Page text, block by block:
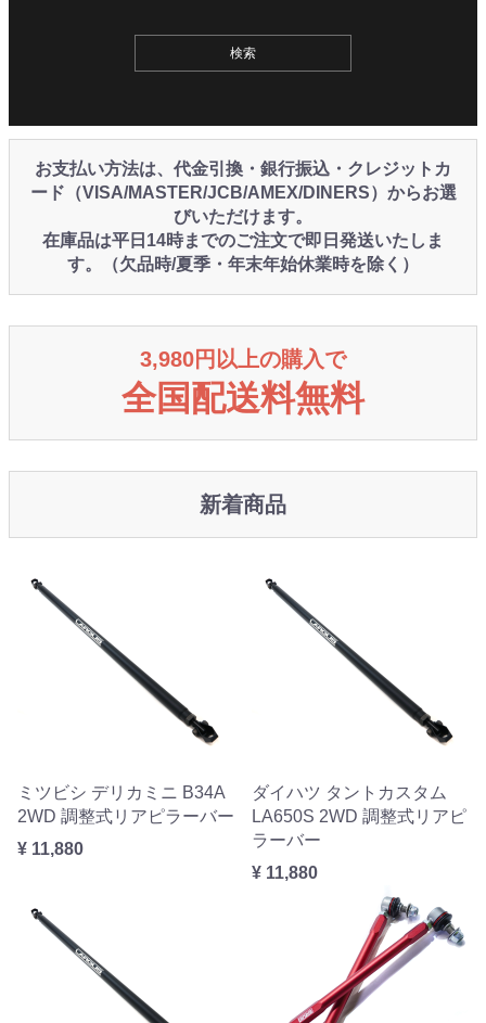
お支払い方法は、代金引換・銀行振込・クレジットカ
ード（VISA/MASTER/JCB/AMEX/DINERS）からお選
びいただけます。
在庫品は平日14時までのご注文で即日発送いたしま
す。（欠品時/夏季・年末年始休業時を除く）
3,980円以上の購入で
全国配送料無料
新着商品
ミツビシ デリカミニ B34A
2WD 調整式リアピラーバー
¥ 11,880
ダイハツ タントカスタム
LA650S 2WD 調整式リアピ
ラーバー
¥ 11,880